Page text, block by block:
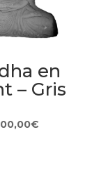
en
– Gris
€